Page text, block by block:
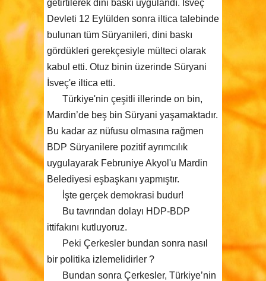
getirtilerek dini baskı uygulandı. İsveç
Devleti 12 Eylülden sonra iltica talebinde
bulunan tüm Süryanileri, dini baskı
gördükleri gerekçesiyle mülteci olarak
kabul etti. Otuz binin üzerinde Süryani
İsveç'e iltica etti.
Türkiye'nin çeşitli illerinde on bin,
Mardin’de beş bin Süryani yaşamaktadır.
Bu kadar az nüfusu olmasına rağmen
BDP Süryanilere pozitif ayrımcılık
uygulayarak Februniye Akyol'u Mardin
Belediyesi eşbaşkanı yapmıştır.
İşte gerçek demokrasi budur!
Bu tavrından dolayı HDP-BDP
ittifakını kutluyoruz.
Peki Çerkesler bundan sonra nasıl
bir politika izlemelidirler ?
Bundan sonra Çerkesler, Türkiye’nin